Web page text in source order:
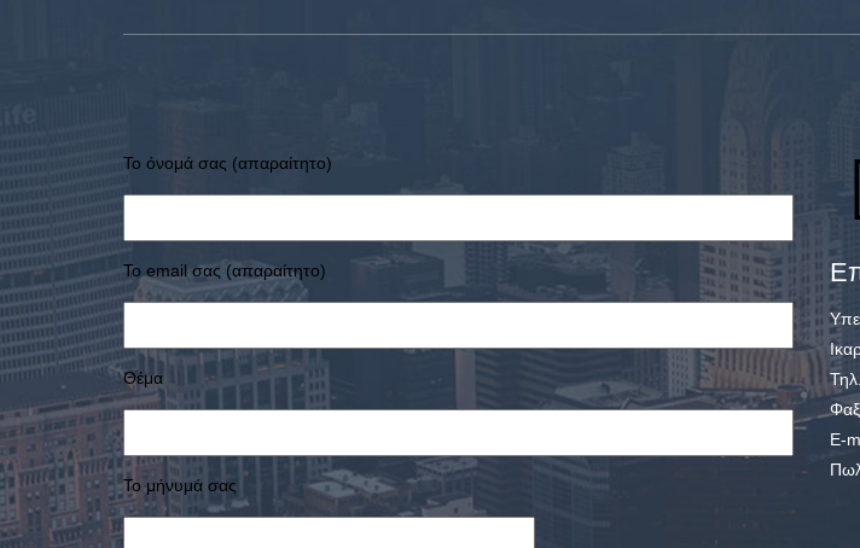
Το όνομά σας (απαραίτητο)
Το email σας (απαραίτητο)
Θέμα
Το μήνυμά σας
E-